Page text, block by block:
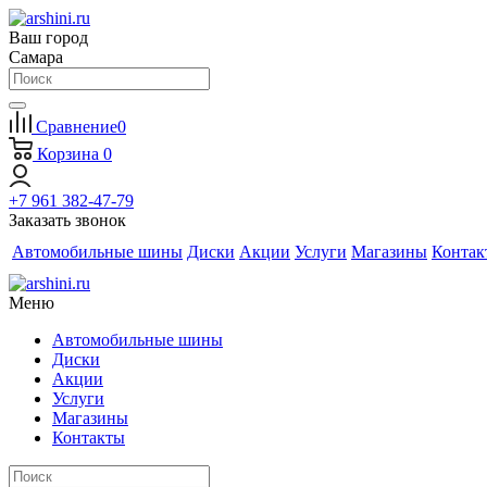
Ваш город
Самара
Сравнение0
Корзина 0
+7 961 382-47-79
Заказать звонок
Автомобильные шины Диски Акции Услуги Магазины
Меню
Автомобильные шины
Диски
Акции
Услуги
Магазины
Контакты